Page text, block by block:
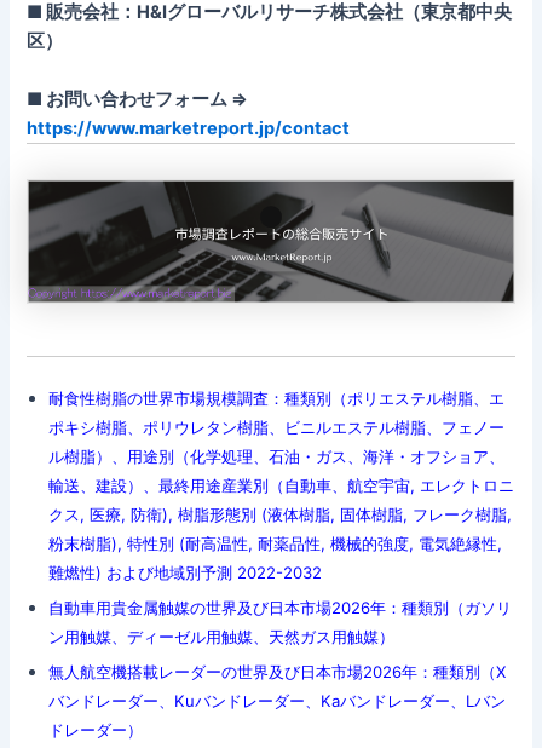
■ 販売会社：H&Iグローバルリサーチ株式会社（東京都中央
区）
■ お問い合わせフォーム ⇒
https://www.marketreport.jp/contact
耐食性樹脂の世界市場規模調査：種類別（ポリエステル樹脂、エ
ポキシ樹脂、ポリウレタン樹脂、ビニルエステル樹脂、フェノー
ル樹脂）、用途別（化学処理、石油・ガス、海洋・オフショア、
輸送、建設）、最終用途産業別（自動車、航空宇宙, エレクトロニ
クス, 医療, 防衛), 樹脂形態別 (液体樹脂, 固体樹脂, フレーク樹脂,
粉末樹脂), 特性別 (耐高温性, 耐薬品性, 機械的強度, 電気絶縁性,
難燃性) および地域別予測 2022-2032
自動車用貴金属触媒の世界及び日本市場2026年：種類別（ガソリ
ン用触媒、ディーゼル用触媒、天然ガス用触媒）
無人航空機搭載レーダーの世界及び日本市場2026年：種類別（X
バンドレーダー、Kuバンドレーダー、Kaバンドレーダー、Lバン
ドレーダー）